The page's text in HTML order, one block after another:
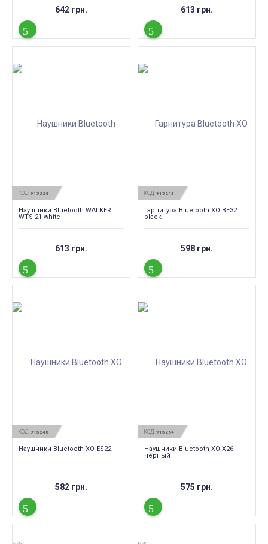
642 грн. 613 грн.
КОД: 915228
Наушники Bluetooth WALKER
WTS-21 white
613 грн.
КОД: 915243
Гарнитура Bluetooth XO BE32
black
598 грн.
КОД: 915246
Наушники Bluetooth XO ES22
582 грн.
КОД: 915264
Наушники Bluetooth XO X26
черный
575 грн.